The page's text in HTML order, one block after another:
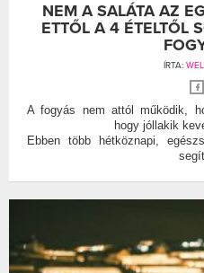
NEM A SALÁTA AZ
ETTŐL A 4 ÉTELTŐL
ÍRTA:
A fogyás nem attól működik,
hogy jóllakik
Ebben több hétköznapi,